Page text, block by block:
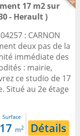
17 m2sur
- Herault )
: CARNON
deux pas de la
immédiate des
: mairie,
ce studio de 17
Situé au 2e étage
Surface
17 m2 Détails